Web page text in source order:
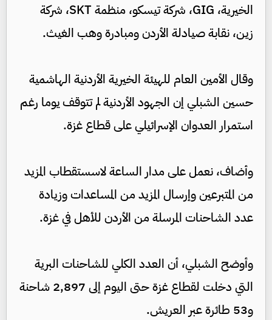
الخيرية، GIG، شركة تيسكو، منظمة SKT، شركة
زين، نقابة صيادلة الأردن ومبادرة وهب الغيث.
وقال الأمين العام للهيئة الخيرية الأردنية الهاشمية
حسين الشبلي إن الجهود الأردنية لم تتوقف يوما رغم
استمرار العدوان الإسرائيلي على قطاع غزة.
وأضاف، نعمل على مدار الساعة لاسستقطاب المزيد
من المتبرعين وإرسال المزيد من المساعدات وزيادة
عدد الشاحنات المرسلة من الأردن للأهل في غزة.
وأوضح الشبلي، أن العدد الكلي للشاحنات البرية
التي دخلت لقطاع غزة حتى اليوم إلى 2,897 شاحنة
و53 طائرة عبر العريش.